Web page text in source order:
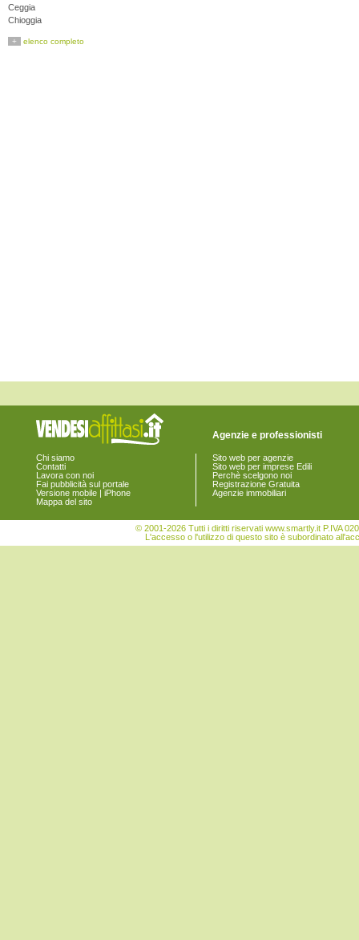
Ceggia
Chioggia
Cona
Spinea
Teglio Veneto
Venezia
Vigonovo
+ elenco completo
Chi siamo
Contatti
Lavora con noi
Fai pubblicità sul portale
Versione mobile | iPhone
Mappa del sito
Agenzie e professionisti
Sito web per agenzie
Sito web per imprese Edili
Perchè scelgono noi
Registrazione Gratuita
Agenzie immobiliari
© 2001-2026 Tutti i diritti riservati www.smartly.it P.IVA
L'accesso o l'utilizzo di questo sito è subordinato